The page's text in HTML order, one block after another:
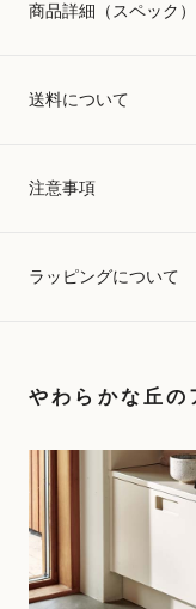
商品詳細（スペック）
送料について
注意事項
ラッピングについて
やわらかな丘の